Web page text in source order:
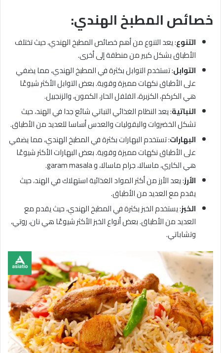
خصائص المطبخ الهندي:
التنوع: يعد التنوع من أهم خصائص المطبخ الهندي، حيث تختلف
الأطباق بشكل كبير من منطقة إلى أخرى.
التوابل: تستخدم التوابل بكثرة في المطبخ الهندي، مما يضفي
على الأطباق نكهات مميزة وقوية. بعض التوابل الأكثر شيوعًا
هي الكركم، الكزبرة، الفلفل الحار، الكمون، والزنجبيل.
النباتية: يعد النظام الغذائي النباتي شائع جدا في الهند، حيث
تشكل الخضروات والبقوليات والعدس أساسا للعديد من الأطباق.
البهارات: تستخدم البهارات بكثرة في المطبخ الهندي، مما يضفي
على الأطباق نكهات مميزة وقوية. بعض البهارات الأكثر شيوعًا
هي الكاري، ماسالا، جرام ماسالا، و garam masala.
الأرز: يعد الأرز من أكثر المواد الغذائية استهلاك في الهند، حيث
يقدم مع العديد من الأطباق.
الخبز: يستخدم الخبز بكثرة في المطبخ الهندي، حيث يقدم مع
العديد من الأطباق. بعض أنواع الخبز الأكثر شيوعًا هي نان، روتي،
وتشاباتي.